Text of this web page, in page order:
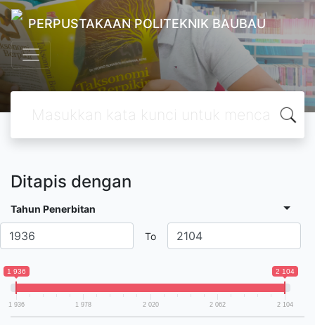
PERPUSTAKAAN POLITEKNIK BAUBAU
Ditapis dengan
Tahun Penerbitan
To
1 936 2 104
1 936 1 978 2 020 2 062 2 104